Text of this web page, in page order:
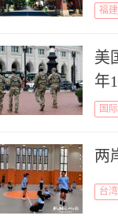
福
美
年
国
两
台